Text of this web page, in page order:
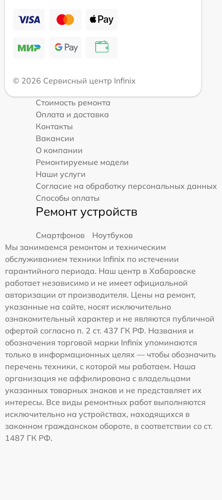
© 2026 Сервисный центр Infinix
Стоимость ремонта
Оплата и доставка
Контакты
Вакансии
О компании
Ремонтируемые модели
Наши услуги
Согласие на обработку персональных данных
Способы оплаты
Ремонт устройств
Смартфонов
Ноутбуков
Мы занимаемся ремонтом и техническим
обслуживанием техники Infinix по истечении
гарантийного периода. Наш центр в Хабаровске
работает независимо и не имеет официальной
авторизации от производителя. Цены на ремонт,
указанные на сайте, носят исключительно
ознакомительный характер и не являются публичной
офертой согласно п. 2 ст. 437 ГК РФ. Названия и
обозначения торговой марки Infinix упоминаются
только в информационных целях — чтобы обозначить
перечень техники, с которой мы работаем. Наша
организация не аффилирована с владельцами
указанных товарных знаков и не представляет их
интересы. Все виды ремонтных работ выполняются
исключительно на устройствах, находящихся в
законном гражданском обороте, в соответствии со ст.
1487 ГК РФ.